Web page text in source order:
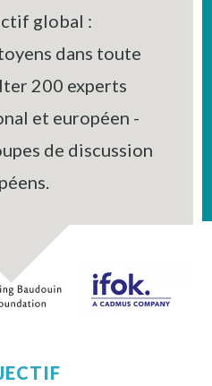
global :
dans toute
200 experts
et européen -
de discussion